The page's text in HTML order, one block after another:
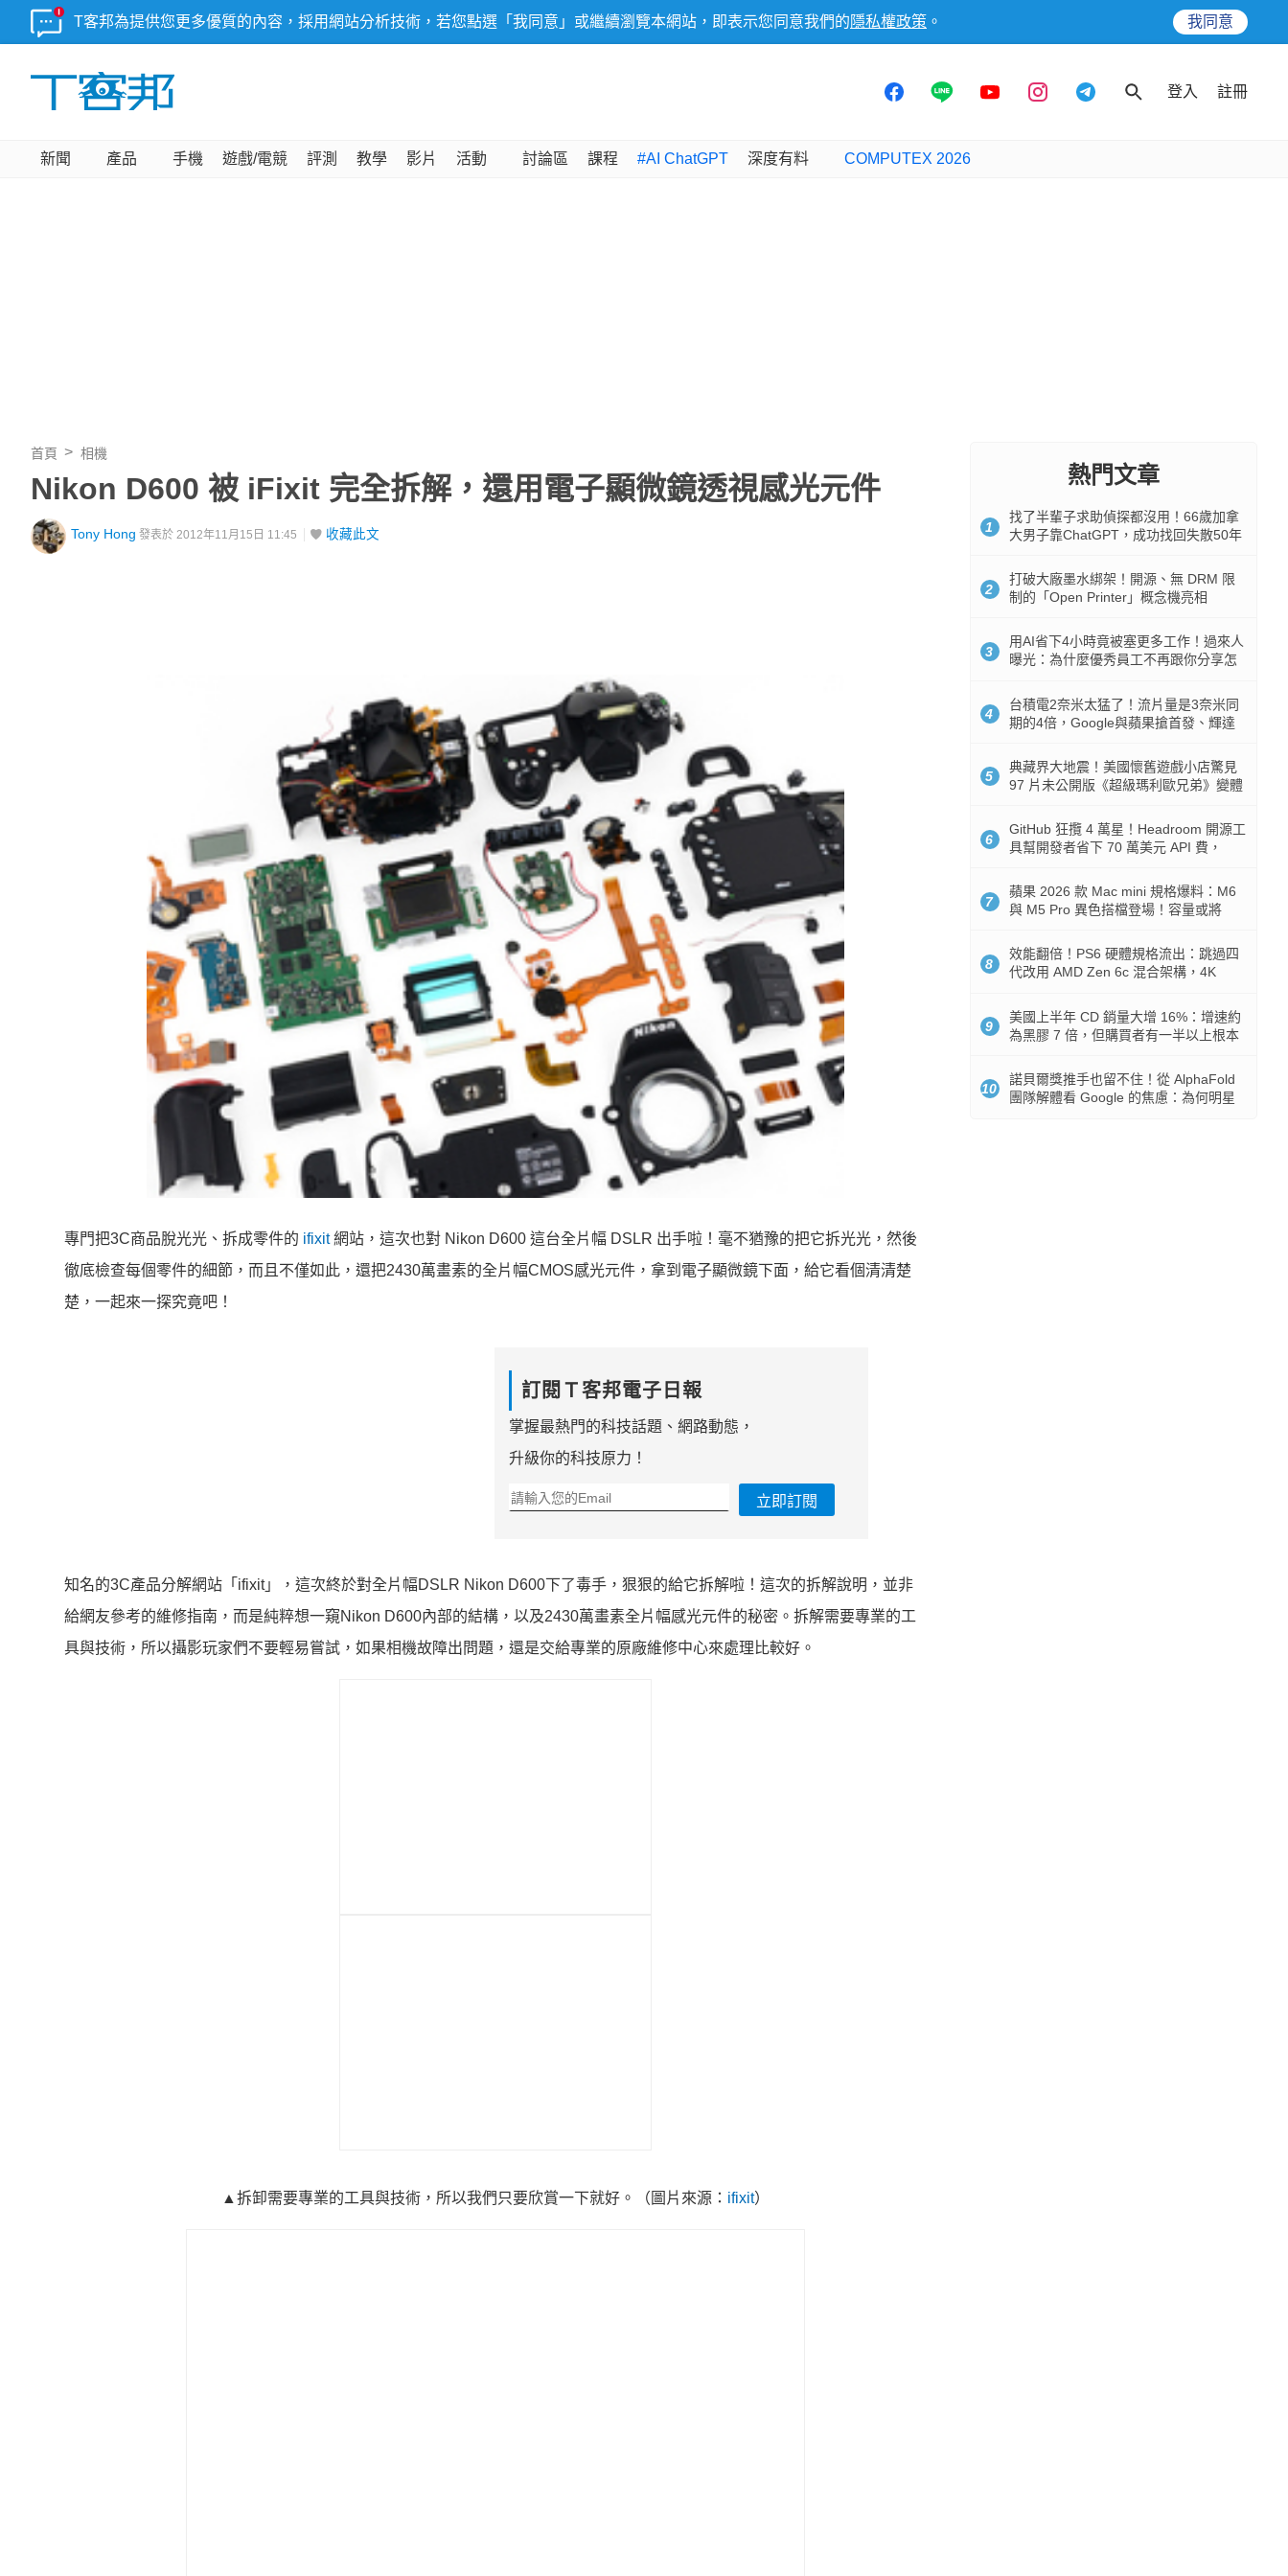
T客邦為提供您更多優質的內容，採用網站分析技術，若您點選「我同意」或繼續瀏覽本網站，即表示您同意我們的 隱私權政策 。 我同意
登入 註冊
新聞 產品 手機 遊戲/電競 評測 教學 影片 活動 討論區 課程 #AI ChatGPT 深度有料 COMPUTEX 2026
首頁 相機
Nikon D600 被 iFixit 完全拆解，還用電子顯微鏡透視感光元件
Tony Hong 發表於 2012年11月15日 11:45 收藏此文
專門把3C商品脫光光、拆成零件的 ifixit網站，這次也對 Nikon D600 這台全片幅 DSLR 出手啦！毫不猶豫的把它拆光光，然後
徹底檢查每個零件的細節，而且不僅如此，還把2430萬畫素的全片幅CMOS感光元件，拿到電子顯微鏡下面，給它看個清清楚
楚，一起來一探究竟吧！
訂閱Ｔ客邦電子日報
掌握最熱門的科技話題、網路動態，
升級你的科技原力！
立即訂閱
知名的3C產品分解網站「ifixit」，這次終於對全片幅DSLR Nikon D600下了毒手，狠狠的給它拆解啦！這次的拆解說明，並非
給網友參考的維修指南，而是純粹想一窺Nikon D600內部的結構，以及2430萬畫素全片幅感光元件的秘密。拆解需要專業的工
具與技術，所以攝影玩家們不要輕易嘗試，如果相機故障出問題，還是交給專業的原廠維修中心來處理比較好。
▲拆卸需要專業的工具與技術，所以我們只要欣賞一下就好。（圖片來源： ifixit）
熱門文章
1
找了半輩子求助偵探都沒用！66歲加拿
大男子靠ChatGPT，成功找回失散50年
2
打破大廠墨水綁架！開源、無 DRM 限
制的「Open Printer」概念機亮相
3
用AI省下4小時竟被塞更多工作！過來人
曝光：為什麼優秀員工不再跟你分享怎
4
台積電2奈米太猛了！流片量是3奈米同
期的4倍，Google與蘋果搶首發、輝達
5
典藏界大地震！美國懷舊遊戲小店驚見
97 片未公開版《超級瑪利歐兄弟》變體
6
GitHub 狂攬 4 萬星！Headroom 開源工
具幫開發者省下 70 萬美元 API 費，
7
蘋果 2026 款 Mac mini 規格爆料：M6
與 M5 Pro 異色搭檔登場！容量或將
8
效能翻倍！PS6 硬體規格流出：跳過四
代改用 AMD Zen 6c 混合架構，4K
9
美國上半年 CD 銷量大增 16%：增速約
為黑膠 7 倍，但購買者有一半以上根本
10
諾貝爾獎推手也留不住！從 AlphaFold
團隊解體看 Google 的焦慮：為何明星